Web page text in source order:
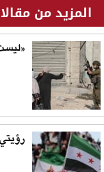
المزيد من